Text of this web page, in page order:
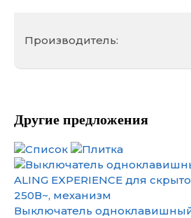
Производитель:
Другие предложения
Выключатель одноклавишный